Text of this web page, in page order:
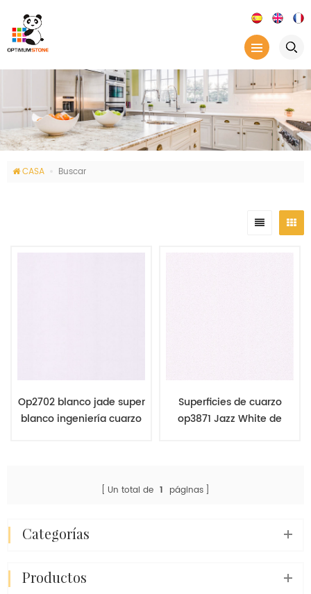
CASA Buscar
Op2702 blanco jade super
blanco ingeniería cuarzo
Superficies de cuarzo
op3871 Jazz White de
Un total de 1 páginas
categorías
productos